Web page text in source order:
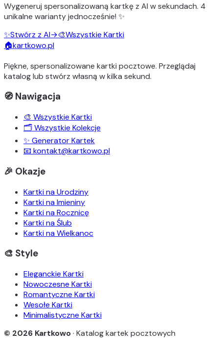
Wygeneruj spersonalizowaną kartkę z AI w sekundach. 4
unikalne wariantyjednocześnie! ✨
✨Stwórz z AI→🎨Wszystkie Kartki
🏠kartkowo.pl
Piękne, spersonalizowane kartki pocztowe. Przeglądaj
katalog lub stwórz własną w kilka sekund.
🧭 Nawigacja
🎨 Wszystkie Kartki
🗂️ Wszystkie Kolekcje
✨ Generator Kartek
📧 kontakt@kartkowo.pl
🎉 Okazje
Kartki na Urodziny
Kartki na Imieniny
Kartki na Rocznicę
Kartki na Ślub
Kartki na Wielkanoc
🎨 Style
Eleganckie Kartki
Nowoczesne Kartki
Romantyczne Kartki
Wesołe Kartki
Minimalistyczne Kartki
© 2026 Kartkowo· Katalog kartek pocztowych